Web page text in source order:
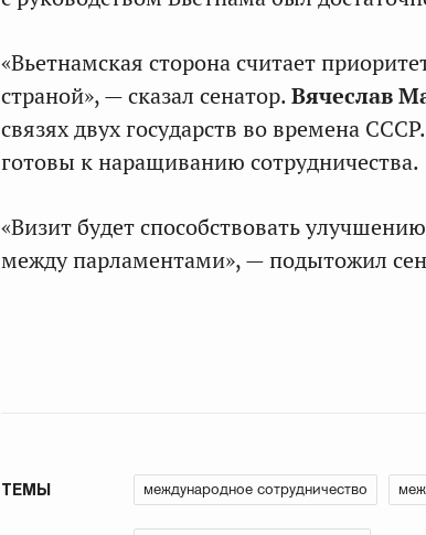
«Вьетнамская сторона считает
страной», — сказал сенатор.Вячеслав
связях двух государств во времена
готовы к наращиванию сотрудничества.
«Визит будет способствовать
между парламентами», — подытожил
ТЕМЫ международное сотрудничество